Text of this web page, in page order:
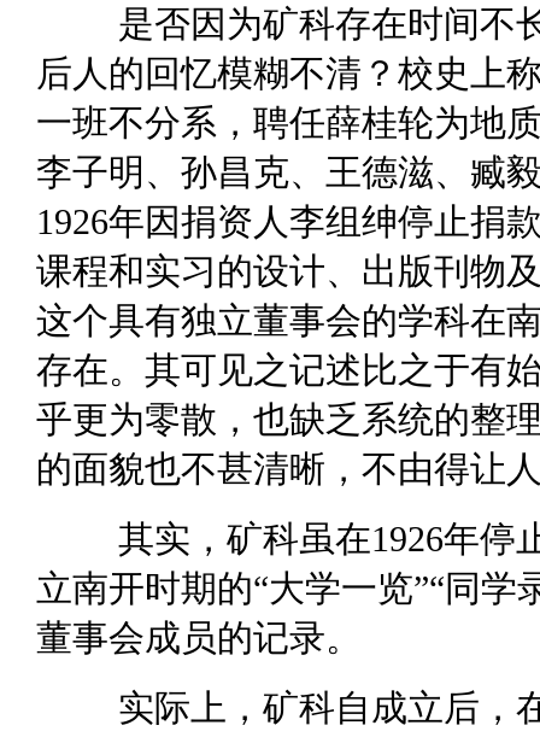
是否因为矿科存在时间不
后人的回忆模糊不清？校史上
一班不分系，聘任薛桂轮为地
李子明、孙昌克、王德滋、臧
1926年因捐资人李组绅停止捐
课程和实习的设计、出版刊物
这个具有独立董事会的学科在
存在。其可见之记述比之于有
乎更为零散，也缺乏系统的整
的面貌也不甚清晰，不由得让
其实，矿科虽在1926年停
立南开时期的“大学一览”“同
董事会成员的记录。
实际上，矿科自成立后，